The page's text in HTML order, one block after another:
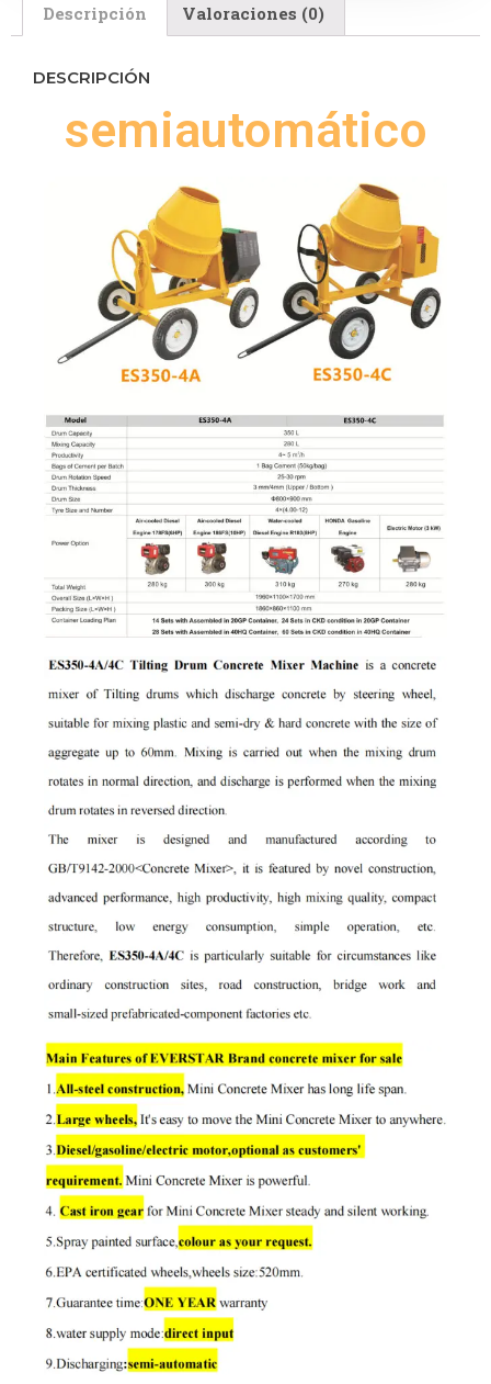
Descripción Valoraciones (0)
DESCRIPCIÓN
semiautomático